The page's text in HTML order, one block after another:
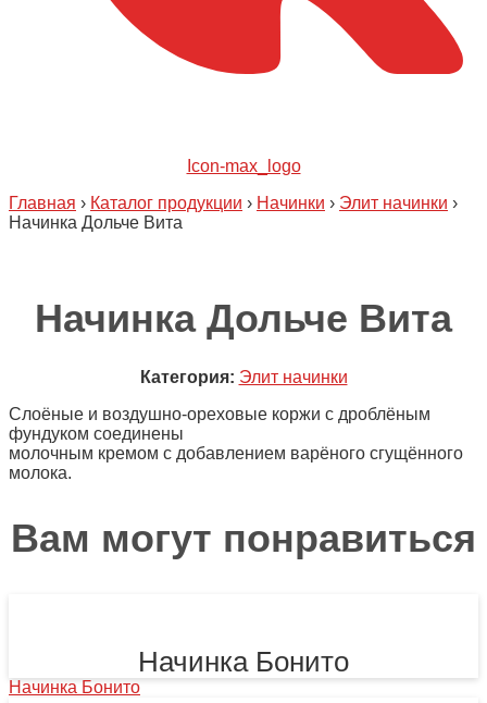
Icon-max_logo
Главная › Каталог продукции › Начинки › Элит начинки ›
Начинка Дольче Вита
Начинка Дольче Вита
Категория: Элит начинки
Слоёные и воздушно-ореховые коржи с дроблёным
фундуком соединены
молочным кремом с добавлением варёного сгущённого
молока.
Вам могут понравиться
Начинка Бонито
Начинка Бонито